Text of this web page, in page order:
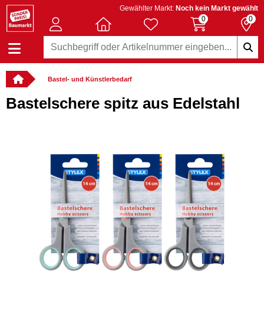
Gewählter Markt: Noch kein Markt gewählt
0
0
Bastel- und Künstlerbedarf
Bastelschere spitz aus Edelstahl